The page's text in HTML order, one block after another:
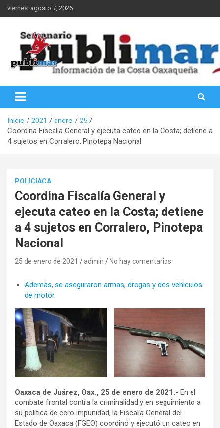
Saltar
al
viernes, agosto 7, 2026
PubliMar
Inicio 2021 enero
25
Coordina Fiscalía General y ejecuta cateo en la Costa; detiene a
4 sujetos en Corralero, Pinotepa Nacional
POLICIACA
Coordina Fiscalía General y
ejecuta cateo en la Costa; detiene
a 4 sujetos en Corralero, Pinotepa
Nacional
25 de enero de 2021 admin No hay comentarios
Además, se aseguraron armas, drogas y dos vehículos
de motor.
Oaxaca de Juárez, Oax., 25 de enero de 2021.- En el
combate frontal contra la criminalidad y en seguimiento a
su política de cero impunidad, la Fiscalía General del
Estado de Oaxaca (FGEO) coordinó y ejecutó un cateo en